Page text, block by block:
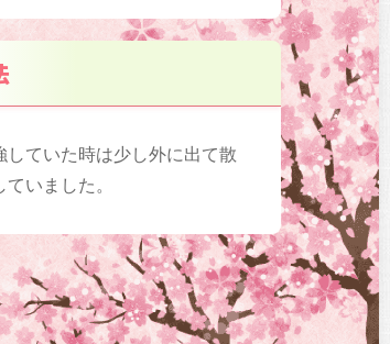
ていた時は少し外に出て散
いました。